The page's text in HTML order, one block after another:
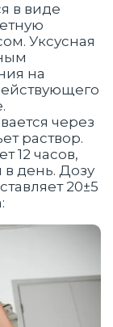
в виде
Уксусная
на
через
раствор.
12 часов,
день. Дозу
20±5